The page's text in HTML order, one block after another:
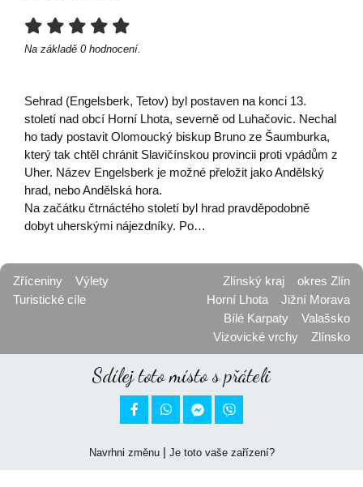
Na základě 0 hodnocení.
Sehrad (Engelsberk, Tetov) byl postaven na konci 13.
století nad obcí Horní Lhota, severně od Luhačovic. Nechal
ho tady postavit Olomoucký biskup Bruno ze Šaumburka,
který tak chtěl chránit Slavičínskou provincii proti vpádům z
Uher. Název Engelsberk je možné přeložit jako Andělský
hrad, nebo Andělská hora.
Na začátku čtrnáctého století byl hrad pravděpodobně
dobyt uherskými nájezdníky. Po…
Zříceniny
Výlety
Turistické cíle
Zlínský kraj
okres Zlín
Horní Lhota
Jižní Morava
Bílé Karpaty
Valašsko
Vizovické vrchy
Zlínsko
Sdílej toto místo s přáteli
 
Navrhni změnu| Je toto vaše zařízení?